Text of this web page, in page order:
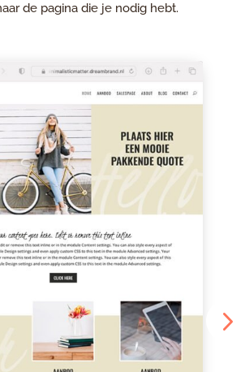
de pagina die je nodig hebt.